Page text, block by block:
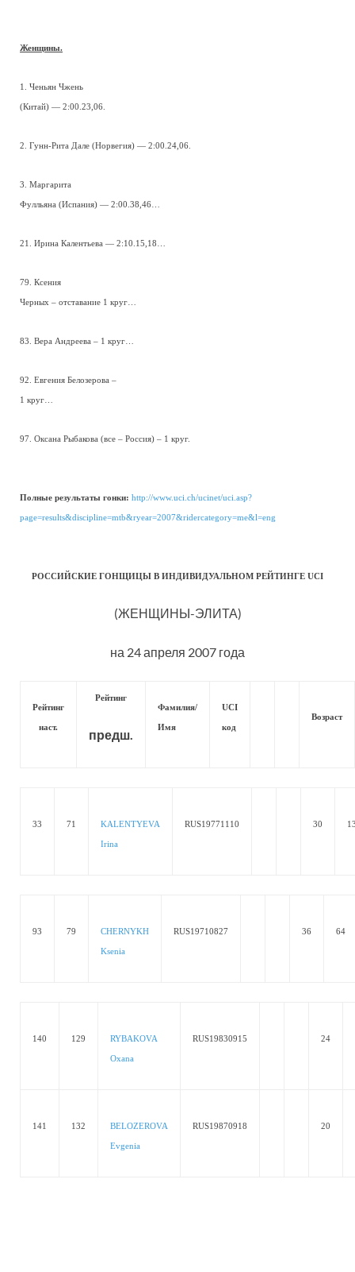
Женщины.
1. Ченьян Чжень
(Китай) — 2:00.23,06.
2. Гунн-Рита Дале (Норвегия) — 2:00.24,06.
3. Маргарита
Фулльяна (Испания) — 2:00.38,46…
21. Ирина Калентьева — 2:10.15,18…
79. Ксения
Черных – отставание 1 круг…
83. Вера Андреева – 1 круг…
92. Евгения Белозерова –
1 круг…
97. Оксана Рыбакова (все – Россия) – 1 круг.
Полные результаты гонки: http://www.uci.ch/ucinet/uci.asp?
page=results&discipline=mtb&ryear=2007&ridercategory=me&l=eng
РОССИЙСКИЕ ГОНЩИЦЫ В ИНДИВИДУАЛЬНОМ РЕЙТИНГЕ UCI
(ЖЕНЩИНЫ-ЭЛИТА)
на 24 апреля 2007 года
Рейтинг
наст.
Рейтинг
предш.
Фамилия/
Имя
UCI
код
Возраст
33 71 KALENTYEVA
Irina
RUS19771110 30
93 79 CHERNYKH
Ksenia
RUS19710827 36 64
140 129 RYBAKOVA
Oxana
RUS19830915 24
141 132 BELOZEROVA
Evgenia
RUS19870918 20